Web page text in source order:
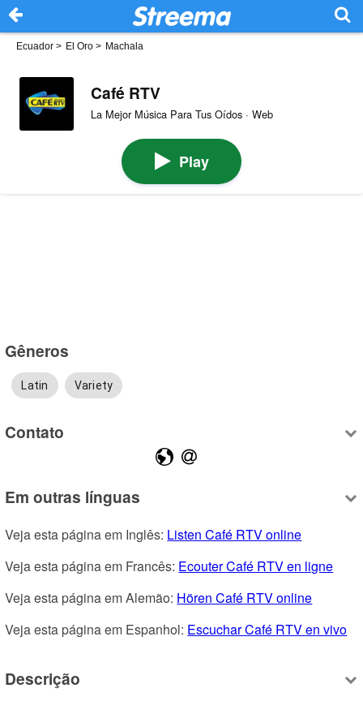
Ecuador > El Oro > Machala
Café RTV
La Mejor Música Para Tus Oídos · Web
Play
Gêneros
Latin Variety
Contato
Em outras línguas
Veja esta página em Inglês: Listen Café RTV online
Veja esta página em Francês: Ecouter Café RTV en ligne
Veja esta página em Alemão: Hören Café RTV online
Veja esta página em Espanhol: Escuchar Café RTV en vivo
Descrição